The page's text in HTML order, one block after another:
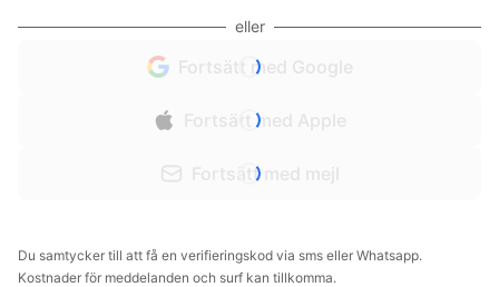
eller
Fortsätt med Google
Fortsätt med Apple
Fortsätt med mejl
Du samtycker till att få en verifieringskod via sms eller Whatsapp.
Kostnader för meddelanden och surf kan tillkomma.